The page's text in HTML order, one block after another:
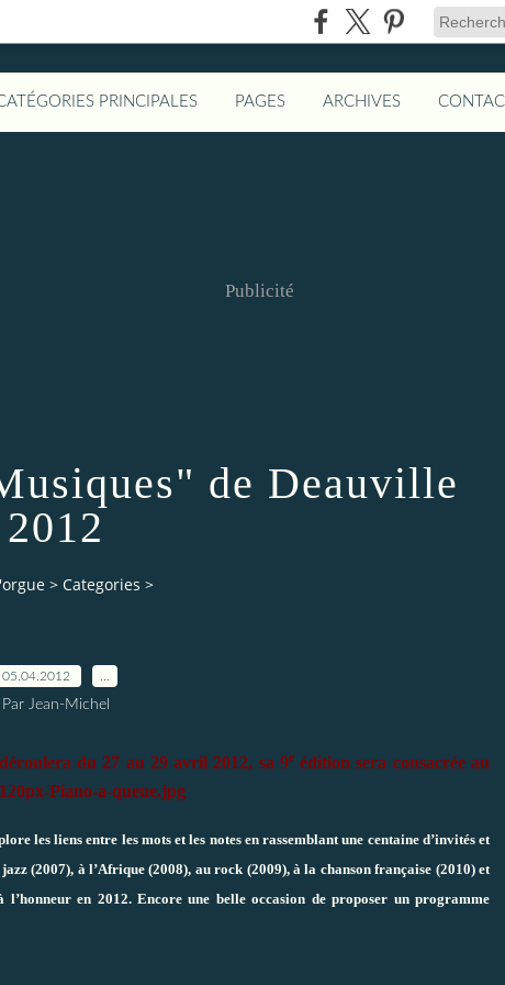
PRINCIPALES PAGES ARCHIVES
Publicité
de Deauville
2012
> Categories >
05.04.2012
Par Jean-Michel
du 27 au 29 avril 2012, sa 9eédition sera consacrée au
les liens entre les mots et les notes en rassemblant une centaine d’invités et
(2007), à l’Afrique (2008), au rock (2009), à la chanson française (2010) et
l’honneur en 2012. Encore une belle occasion de proposer un programme